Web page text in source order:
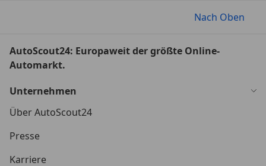
Nach Oben
AutoScout24: Europaweit der größte Online-
Automarkt.
Unternehmen
Über AutoScout24
Presse
Karriere